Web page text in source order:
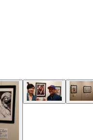
CMで使われたロビンマ
が飾られた会場。貴重
ラストレーター２１人
使われたロビンマスクと
わりを囲むのは、ゆで
家とイラストレーター
だいた『週刊漫画ゴラ
を連載中の桐木（きり
先生のツーショット
ズ３８巻から最新５０
画を展示。画を食い入
進めないお客さんも見